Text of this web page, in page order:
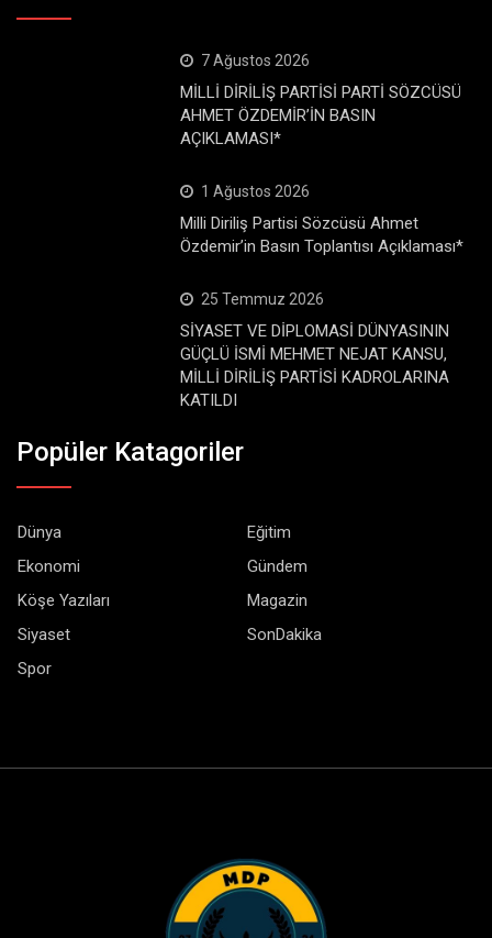
7 Ağustos 2026
MİLLİ DİRİLİŞ PARTİSİ PARTİ SÖZCÜSÜ
AHMET ÖZDEMİR’İN BASIN
AÇIKLAMASI*
1 Ağustos 2026
Milli Diriliş Partisi Sözcüsü Ahmet
Özdemir’in Basın Toplantısı Açıklaması*
25 Temmuz 2026
SİYASET VE DİPLOMASİ DÜNYASININ
GÜÇLÜ İSMİ MEHMET NEJAT KANSU,
MİLLİ DİRİLİŞ PARTİSİ KADROLARINA
KATILDI
Popüler Katagoriler
Dünya
Eğitim
Ekonomi
Gündem
Köşe Yazıları
Magazin
Siyaset
SonDakika
Spor